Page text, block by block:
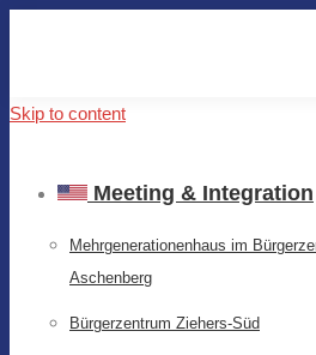
Skip to content
Meeting & Integration
Mehrgenerationenhaus im
Aschenberg
Bürgerzentrum Ziehers-Süd